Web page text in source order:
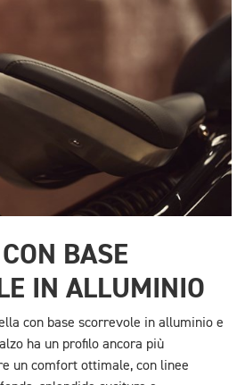
BASE
IN ALLUMINIO
con base scorrevole in alluminio e
ha un profilo ancora più
un comfort ottimale, con linee